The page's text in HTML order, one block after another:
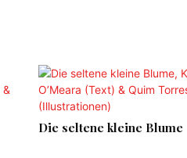
Die seltene kleine Blume